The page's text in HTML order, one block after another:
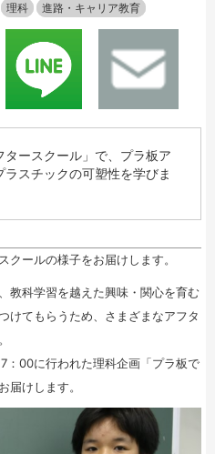
理科 進路・キャリア教育
ースクール」で、プラ板ア
スチックの可塑性を学びま
クールの様子をお届けします。
教科学習を越えた興味・関心を育む
けてもらうため、さまざまなアフタ
00に行われた理科企画「プラ板で
届けします。